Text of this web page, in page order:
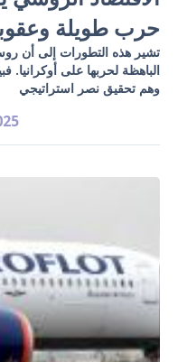
حرب طويلة
تشير هذه التطورات إلى أن
الباهظة لحربها على أوكرانيا.
وهم تحقيق نصر استراتيجي